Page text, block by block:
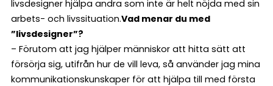
livsdesigner hjälpa andra som inte är helt nöjda med sin
arbets- och livssituation.Vad menar du med
”livsdesigner”?
– Förutom att jag hjälper människor att hitta sätt att
försörja sig, utifrån hur de vill leva, så använder jag mina
kommunikationskunskaper för att hjälpa till med första